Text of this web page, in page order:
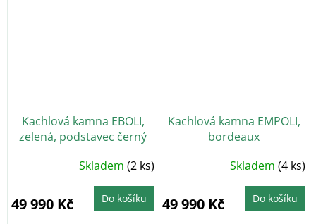
Kachlová kamna EBOLI,
zelená, podstavec černý
Skladem (2 ks)
49 990 Kč Do košíku
Kachlová kamna EMPOLI,
bordeaux
Skladem (4 ks)
49 990 Kč Do košíku